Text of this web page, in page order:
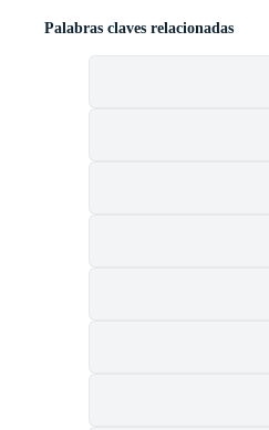
Palabras claves relacionadas